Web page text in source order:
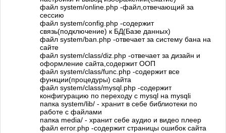
файл system/online.php -файл,отвечающий за
сессию
файл system/config.php -содержит
связь(подключение) к БД(Базе данных)
файл system/ban.php -отвечает за систему бана на
сайте
файл system/class/diz.php -отвечает за дизайн и
оформление сайта,содержит ООП
файл system/class/func.php -содержит все
функции(процедуры) сайта
файл system/class/mysql.php -содержит
конфигурацию по переходу с mysql на mysqli
папка system/lib/ - хранит в себе библиотеки по
работе с файлами
папка media/ - хранит себе аудио и видео плеер
файл error.php -содержит страницы ошибок сайта